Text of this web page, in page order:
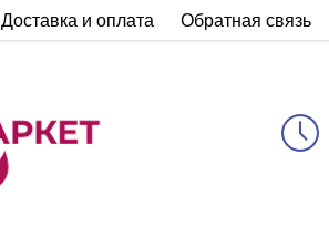
Доставка и оплата Обратная связь